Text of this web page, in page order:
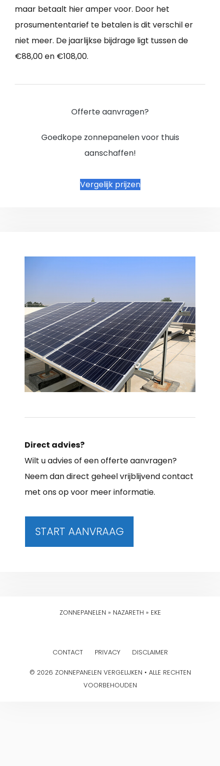
maar betaalt hier amper voor. Door het
prosumententarief te betalen is dit verschil er
niet meer. De jaarlijkse bijdrage ligt tussen de
€88,00 en €108,00.
Offerte aanvragen?
Goedkope zonnepanelen voor thuis
aanschaffen!
Vergelijk prijzen
Direct advies?
Wilt u advies of een offerte aanvragen?
Neem dan direct geheel vrijblijvend contact
met ons op voor meer informatie.
START AANVRAAG
ZONNEPANELEN » NAZARETH » EKE
CONTACT PRIVACY DISCLAIMER
© 2026 ZONNEPANELEN VERGELIJKEN • ALLE RECHTEN
VOORBEHOUDEN